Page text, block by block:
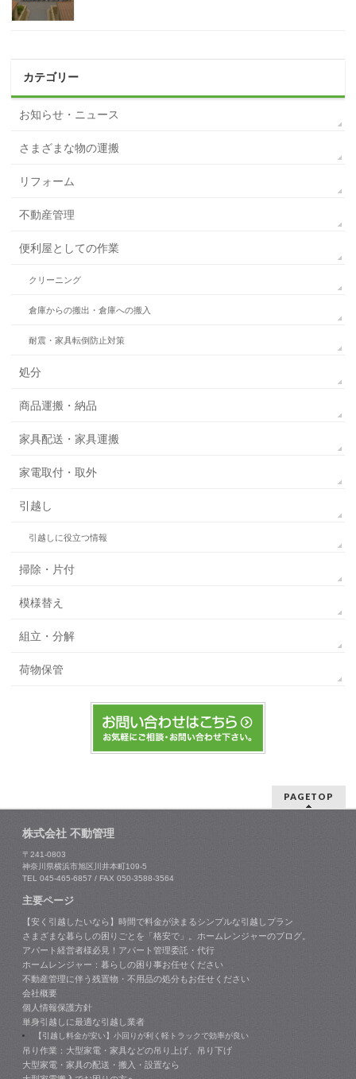
カテゴリー
お知らせ・ニュース
さまざまな物の運搬
リフォーム
不動産管理
便利屋としての作業
クリーニング
倉庫からの搬出・倉庫への搬入
耐震・家具転倒防止対策
処分
商品運搬・納品
家具配送・家具運搬
家電取付・取外
引越し
引越しに役立つ情報
掃除・片付
模様替え
組立・分解
荷物保管
PAGETOP
株式会社 不動管理
〒241-0803
神奈川県横浜市旭区川井本町109-5
TEL 045-465-6857 / FAX 050-3588-3564
主要ページ
【安く引越したいなら】時間で料金が決まるシンプルな引越しプラン
さまざまな暮らしの困りごとを「格安で」。ホームレンジャーのブログ。
アパート経営者様必見！アパート管理委託・代行
ホームレンジャー：暮らしの困り事お任せください
不動産管理に伴う残置物・不用品の処分もお任せください
会社概要
個人情報保護方針
単身引越しに最適な引越し業者
【引越し料金が安い】小回りが利く軽トラックで効率が良い
吊り作業：大型家電・家具などの吊り上げ、吊り下げ
大型家電・家具の配送・搬入・設置なら